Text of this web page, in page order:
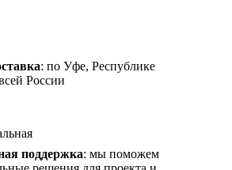
: по Уфе, Республике
России
поддержка: мы поможем